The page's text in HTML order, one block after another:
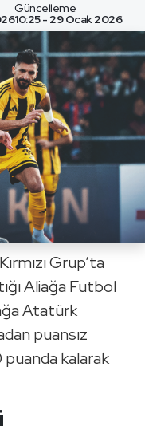
Güncelleme
10:25 - 29 Ocak 2026
Grup’ta
Aliağa Futbol
Atatürk
puansız
puanda kalarak